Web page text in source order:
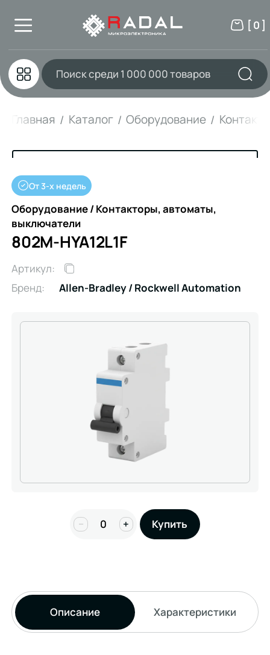
[ 0 ]
Главная Каталог Оборудование
От 3-х недель
Оборудование / Контакторы, автоматы,
выключатели
802M-HYA12L1F
Артикул:
Бренд:
Allen-Bradley / Rockwell Automation
− + Купить
Описание Характеристики